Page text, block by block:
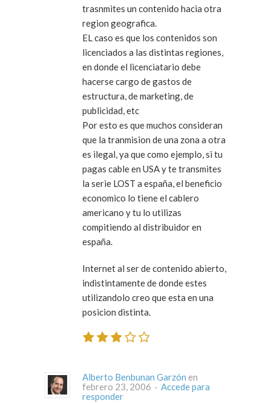
trasnmites un contenido hacia otra
region geografica.
EL caso es que los contenidos son
licenciados a las distintas regiones,
en donde el licenciatario debe
hacerse cargo de gastos de
estructura, de marketing, de
publicidad, etc
Por esto es que muchos consideran
que la tranmision de una zona a otra
es ilegal, ya que como ejemplo, si tu
pagas cable en USA y te transmites
la serie LOST a españa, el beneficio
economico lo tiene el cablero
americano y tu lo utilizas
compitiendo al distribuidor en
españa.
Internet al ser de contenido abierto,
indistintamente de donde estes
utilizandolo creo que esta en una
posicion distinta.
Alberto Benbunan Garzón en
febrero 23, 2006 · Accede para
responder